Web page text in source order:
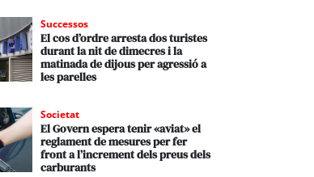
Successos
El cos d’ordre arresta dos turistes
durant la nit de dimecres i la
matinada de dijous per agressió a
les parelles
Societat
El Govern espera tenir «aviat» el
reglament de mesures per fer
front a l’increment dels preus dels
carburants